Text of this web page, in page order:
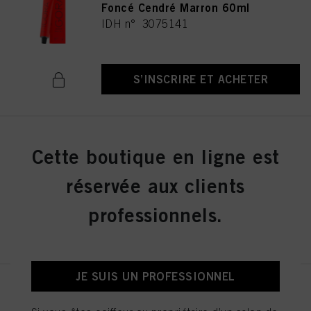
Foncé Cendré Marron 60ml
IDH n° 3075141
S’INSCRIRE ET ACHETER
Cendré Violet 60ml
IDH n° 3075174
IGORA ROYAL Cools 9-19 60ml
IDH n° 3075087
Cette boutique en ligne est
réservée aux clients
professionnels.
JE SUIS UN PROFESSIONNEL